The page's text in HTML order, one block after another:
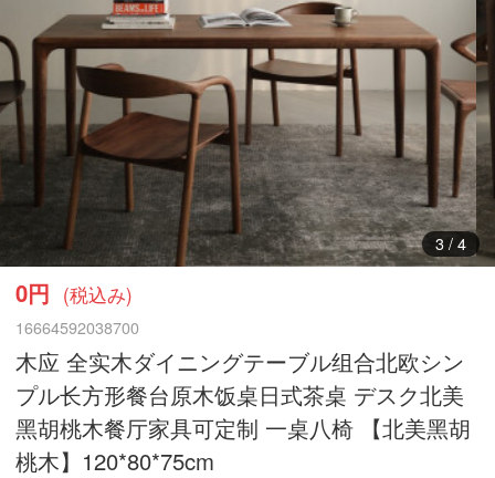
3/ 4
0円 (税込み)
16664592038700
木应 全实木ダイニングテーブル组合北欧シン
プル长方形餐台原木饭桌日式茶桌 デスク北美
黑胡桃木餐厅家具可定制 一桌八椅 【北美黑胡
桃木】120*80*75cm